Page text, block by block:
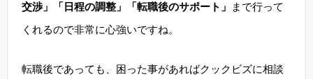
交渉」「日程の調整」「転職後のサポート」
まで行って
くれるので非常に心強いですね。
転職後であっても、困った事があればクックビズに相談